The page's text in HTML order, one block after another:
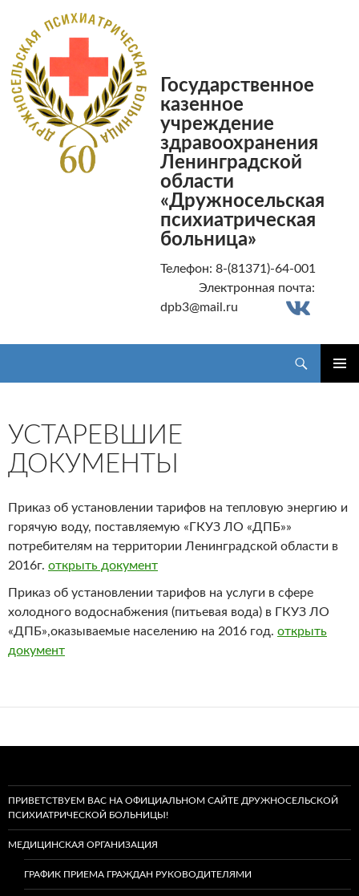
Государственное
казенное
учреждение
здравоохранения
Ленинградской
области
«Дружносельская
психиатрическая
больница»
Телефон: 8-(81371)-64-001
Электронная почта:
dpb3@mail.ru
УСТАРЕВШИЕ
ДОКУМЕНТЫ
Приказ об установлении тарифов на тепловую энергию и
горячую воду, поставляемую «ГКУЗ ЛО «ДПБ»»
потребителям на территории Ленинградской области в
2016г. открыть документ
Приказ об установлении тарифов на услуги в сфере
холодного водоснабжения (питьевая вода) в ГКУЗ ЛО
«ДПБ»,оказываемые населению на 2016 год. открыть
документ
ПРИВЕТСТВУЕМ ВАС НА ОФИЦИАЛЬНОМ САЙТЕ ДРУЖНОСЕЛЬСКОЙ
ПСИХИАТРИЧЕСКОЙ БОЛЬНИЦЫ!
МЕДИЦИНСКАЯ ОРГАНИЗАЦИЯ
ГРАФИК ПРИЕМА ГРАЖДАН РУКОВОДИТЕЛЯМИ